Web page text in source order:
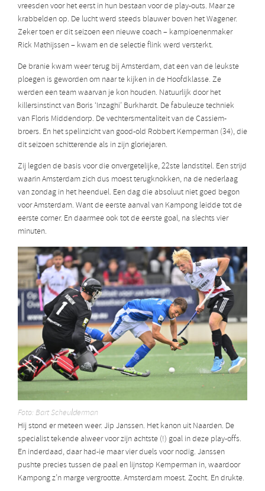
vreesden voor het eerst in hun bestaan voor de play-outs. Maar ze
krabbelden op. De lucht werd steeds blauwer boven het Wagener.
Zeker toen er dit seizoen een nieuwe coach – kampioenenmaker
Rick Mathijssen – kwam en de selectie flink werd versterkt.
De branie kwam weer terug bij Amsterdam, dat een van de leukste
ploegen is geworden om naar te kijken in de Hoofdklasse. Ze
werden een team waarvan je kon houden. Natuurlijk door het
killersinstinct van Boris ‘Inzaghi’ Burkhardt. De fabuleuze techniek
van Floris Middendorp. De vechtersmentaliteit van de Cassiem-
broers. En het spelinzicht van good-old Robbert Kemperman (34), die
dit seizoen schitterende als in zijn gloriejaren.
Zij legden de basis voor die onvergetelijke, 22ste landstitel. Een strijd
waarin Amsterdam zich dus moest terugknokken, na de nederlaag
van zondag in het heenduel. Een dag die absoluut niet goed begon
voor Amsterdam. Want de eerste aanval van Kampong leidde tot de
eerste corner. En daarmee ook tot de eerste goal, na slechts vier
minuten.
Foto: Bart Scheulderman
Hij stond er meteen weer. Jip Janssen. Het kanon uit Naarden. De
specialist tekende alweer voor zijn achtste (!) goal in deze play-offs.
En inderdaad, daar had-ie maar vier duels voor nodig. Janssen
pushte precies tussen de paal en lijnstop Kemperman in, waardoor
Kampong z’n marge vergrootte. Amsterdam moest. Zocht. En drukte.